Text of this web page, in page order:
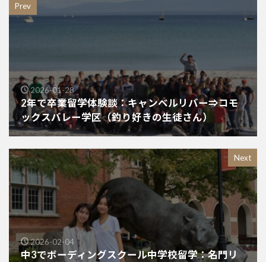
Prev
2026-01-28
2年で卒業留学体験談：キャンベルリバー⇒コモ
ックスバレー学区（釣り好きの生徒さん）
Next
2026-02-04
中3でボーディングスクール中学校留学：名門リ